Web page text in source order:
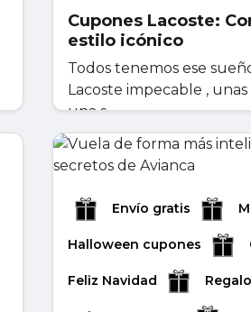
Cupones Lacoste:
estilo icónico
Todos tenemos ese
Lacoste impecable ,
una s...
abril 27, 2026
Envío gratis
Halloween cupones
Feliz Navidad